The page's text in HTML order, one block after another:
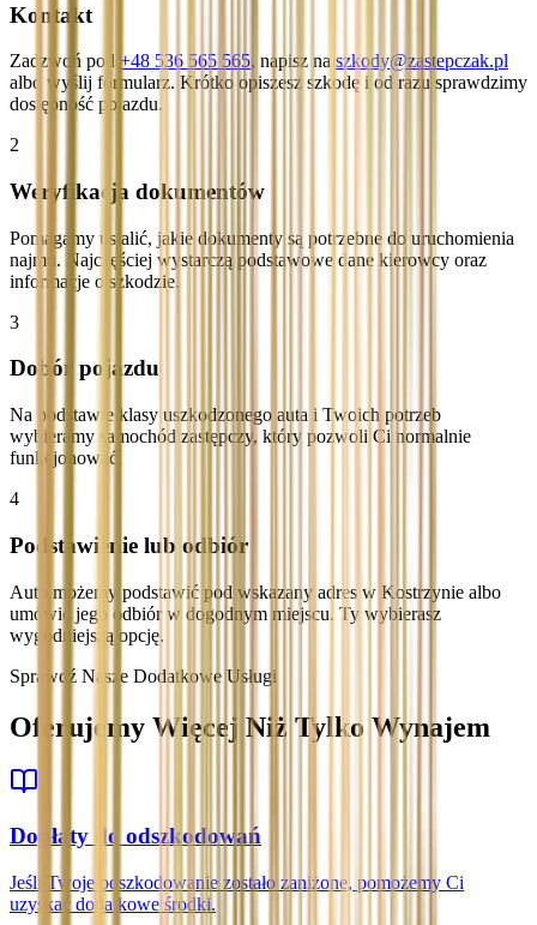
Kontakt
Zadzwoń pod +48 536 565 565, napisz na szkody@zastepczak.pl
albo wyślij formularz. Krótko opiszesz szkodę i od razu sprawdzimy
dostępność pojazdu.
2
Weryfikacja dokumentów
Pomagamy ustalić, jakie dokumenty są potrzebne do uruchomienia
najmu. Najczęściej wystarczą podstawowe dane kierowcy oraz
informacje o szkodzie.
3
Dobór pojazdu
Na podstawie klasy uszkodzonego auta i Twoich potrzeb
wybieramy samochód zastępczy, który pozwoli Ci normalnie
funkcjonować.
4
Podstawienie lub odbiór
Auto możemy podstawić pod wskazany adres w Kostrzynie albo
umówić jego odbiór w dogodnym miejscu. Ty wybierasz
wygodniejszą opcję.
Sprawdź Nasze Dodatkowe Usługi
Oferujemy Więcej Niż Tylko Wynajem
Dopłaty do odszkodowań
Jeśli Twoje odszkodowanie zostało zaniżone, pomożemy Ci
uzyskać dodatkowe środki.